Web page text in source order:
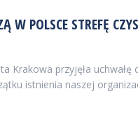
W POLSCE STREFĘ
Krakowa przyjęła
istnienia naszej